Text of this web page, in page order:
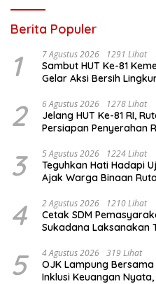
Berita Populer
1 7 Agustus 2026 1291 Lihat
Sambut HUT Ke-81
Gelar Aksi Bersih
2 6 Agustus 2026 1278 Lihat
Jelang HUT Ke-81 RI,
Persiapan Penyerahan
3 5 Agustus 2026 1224 Lihat
Teguhkan Hati Hadapi
Ajak Warga Binaan
4 2 Agustus 2026 1210 Lihat
Cetak SDM
Sukadana Laksanakan
5 4 Agustus 2026 319 Lihat
OJK Lampung
Inklusi Keuangan